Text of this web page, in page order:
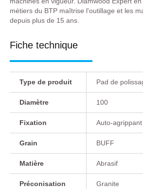
métiers du BTP maîtrise l'outillage et les
depuis plus de 15 ans.
Fiche technique
Type de produit Pad de
Diamètre 100
Fixation Auto-agrippant
Grain BUFF
Matière Abrasif
Préconisation Granite